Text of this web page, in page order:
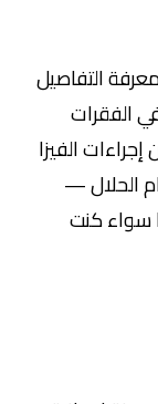
التفاصيل
الفقرات
الفيزا
الحلال —
سواء كنت